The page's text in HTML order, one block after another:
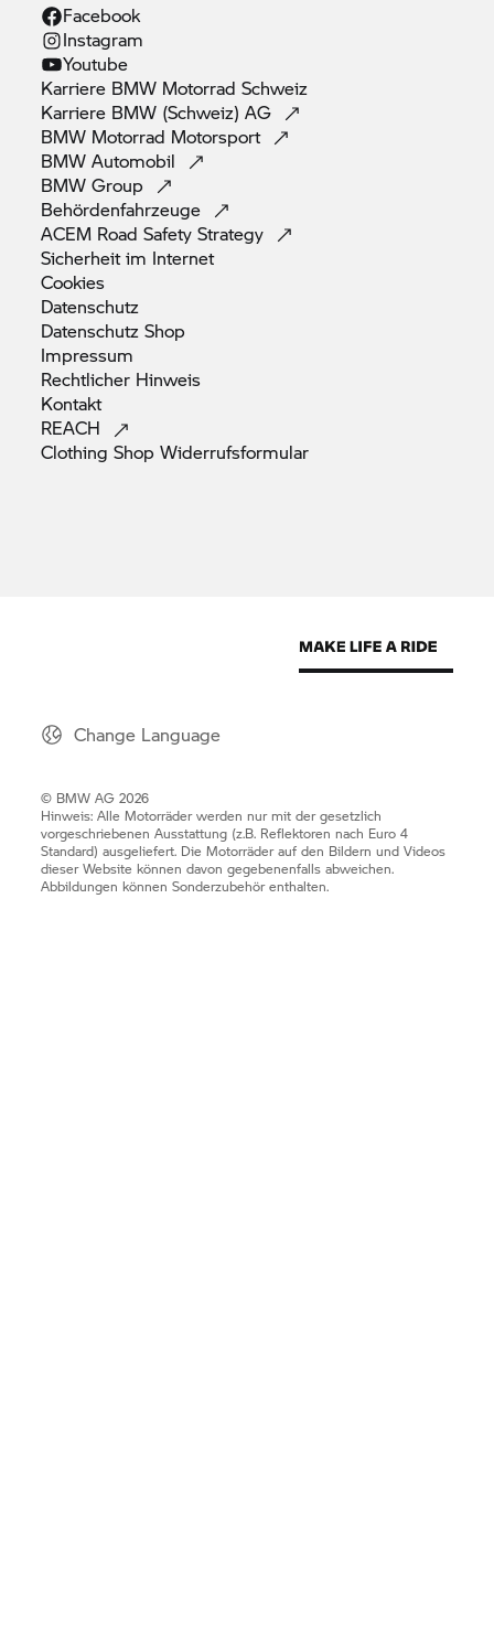
Facebook
Instagram
Youtube
Karriere BMW Motorrad Schweiz
Karriere BMW (Schweiz)AG
BMW Motorrad Motorsport
BMWAutomobil
BMWGroup
Behördenfahrzeuge
ACEM Road SafetyStrategy
Sicherheit im Internet
Cookies
Datenschutz
DatenschutzShop
Impressum
Rechtlicher Hinweis
Kontakt
REACH
Clothing ShopWiderrufsformular
Change Language
© BMW AG 2026
Hinweis: Alle Motorräder werden nur mit der gesetzlich
vorgeschriebenen Ausstattung (z.B. Reflektoren nach Euro 4
Standard) ausgeliefert. Die Motorräder auf den Bildern und Videos
dieser Website können davon gegebenenfalls abweichen.
Abbildungen können Sonderzubehör enthalten.